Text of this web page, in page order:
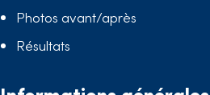
Photos avant/après
Résultats